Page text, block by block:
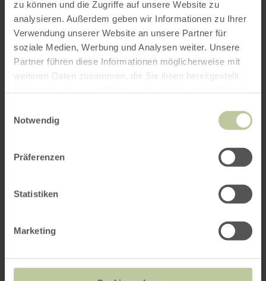
zu können und die Zugriffe auf unsere Website zu
analysieren. Außerdem geben wir Informationen zu Ihrer
Verwendung unserer Website an unsere Partner für
soziale Medien, Werbung und Analysen weiter. Unsere
Partner führen diese Informationen möglicherweise mit
weiteren Daten zusammen, die Sie ihnen bereitgestellt
Notwendig
Präferenzen
Statistiken
Marketing